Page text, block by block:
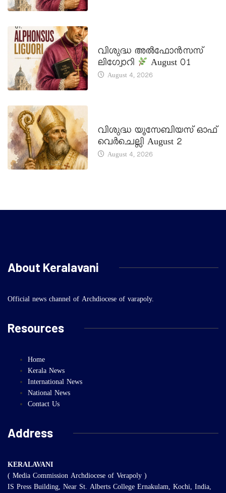
വിശുദ്ധ അൽഫോൻസസ്
ലിഗ്വോറി
August 01
August 4, 2026
വിശുദ്ധ യൂസേബിയസ് ഓഫ്
വെർചെല്ലി August 2
August 4, 2026
About Keralavani
Official news channel of Archdiocese of varapoly.
Resources
Home
Kerala News
International News
National News
Contact Us
Address
KERALAVANI
( Media Commission Archdiocese of Verapoly )
IS Press Building, Near St. Alberts College Ernakulam, Kochi, India,